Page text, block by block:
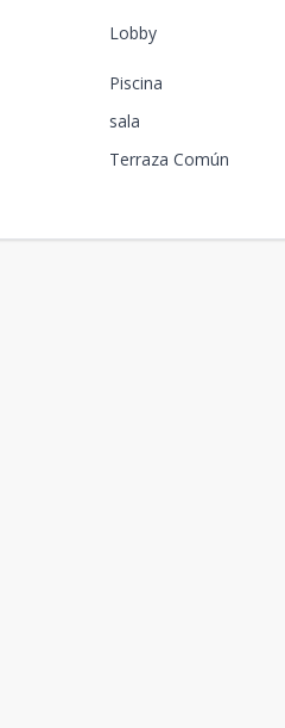
Lobby
Piscina
sala
Terraza Común